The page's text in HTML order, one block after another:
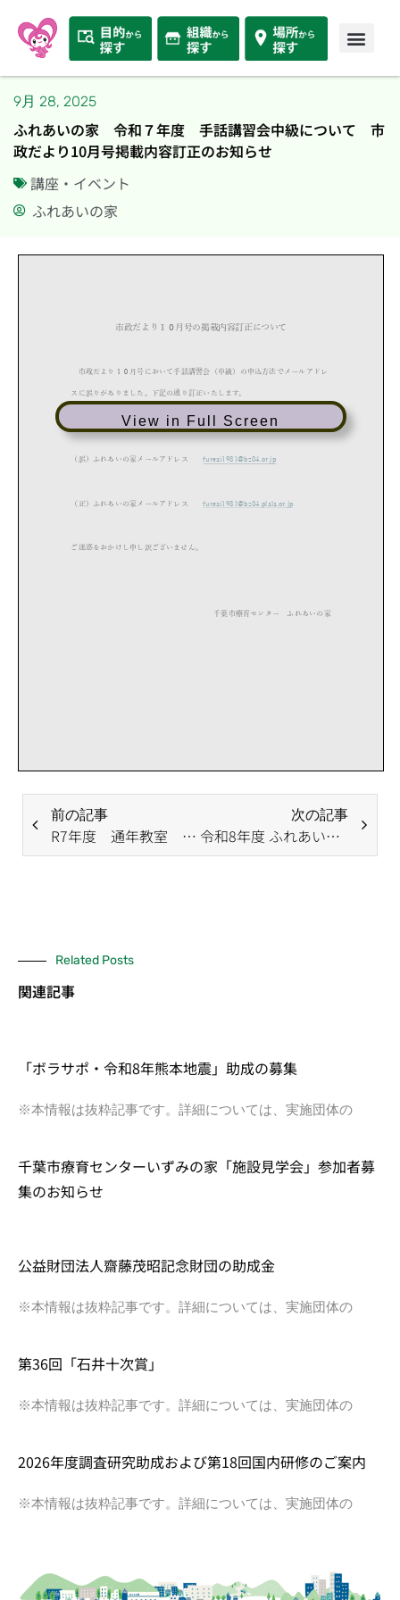
9月 28, 2025
ふれあいの家 令和７年度 手話講習会中級について 市
政だより10月号掲載内容訂正のお知らせ
講座・イベント
ふれあいの家
View in Full Screen
前の記事
R7年度 通年教室 受講生追加募集のお知らせ
次の記事
令和8年度 ふれあいの家 障害者福祉教室 受講生募集！
Related Posts
関連記事
「ボラサポ・令和8年熊本地震」助成の募集
※本情報は抜粋記事です。詳細については、実施団体の
千葉市療育センターいずみの家「施設見学会」参加者募
集のお知らせ
公益財団法人齋藤茂昭記念財団の助成金
※本情報は抜粋記事です。詳細については、実施団体の
第36回「石井十次賞」
※本情報は抜粋記事です。詳細については、実施団体の
2026年度調査研究助成および第18回国内研修のご案内
※本情報は抜粋記事です。詳細については、実施団体の